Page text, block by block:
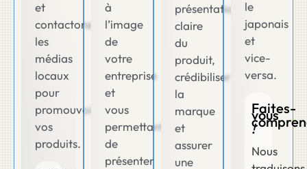
et
contactons
les
médias
locaux
pour
promouvoir
vos
produits.
à
l’image
de
votre
entreprise
et
vous
permettant
de
présenter
présentation
claire
du
produit,
crédibiliser
la
marque
et
assurer
une
le
japonais
et
vice-
versa.
Faites-
vous
!
Nous